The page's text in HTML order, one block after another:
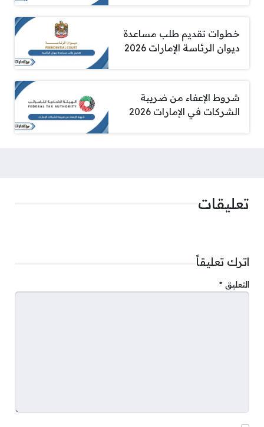
خطوات تقديم طلب مساعدة
ديوان الرئاسة الإمارات 2026
شروط الإعفاء من ضريبة
الشركات في الإمارات 2026
تعليقات
اترك تعليقاً
التعليق *